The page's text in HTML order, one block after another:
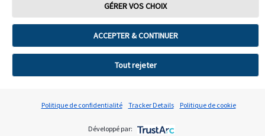
de ce site est destiné aux personnes résidentes en France. Sauf indication
contraire, tous les noms de produits et de services apparaissant sur ce site
Internet sont des marques déposées sous licence ou appartenant à Abbott,
ses filiales ou ses sociétés affiliées.
Aucune utilisation des marques déposées, des marques commerciales ou
des habillages commerciaux Abbott de ce site Internet n’est autorisée sans
l’accord écrit préalable d’Abbott, sauf pour identifier le produit ou les services
INSTIT-ADC-50074 v4-10/25
Préférences de cookies
GÉRER VOS CHOIX
ACCEPTER & CONTINUER
Tout rejeter
Politique de confidentialité Tracker Details Politique de cookie
Développé par: